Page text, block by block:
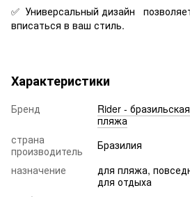
✅ Универсальный дизайн
вписаться в ваш стиль.
Характеристики
Бренд
Rider -
пляжа
страна
производитель
Бразилия
назначение
для пляжа,
для отдыха